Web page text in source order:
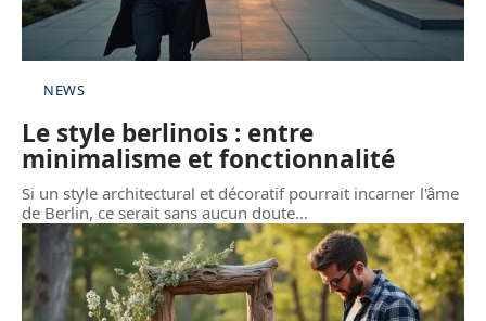
NEWS
Le style berlinois : entre
minimalisme et fonctionnalité
Si un style architectural et décoratif pourrait incarner l'âme
de Berlin, ce serait sans aucun doute…